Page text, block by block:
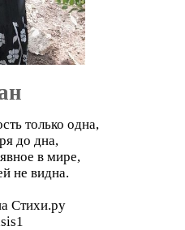
только одна,
до дна,
в мире,
не видна.
Стихи.ру